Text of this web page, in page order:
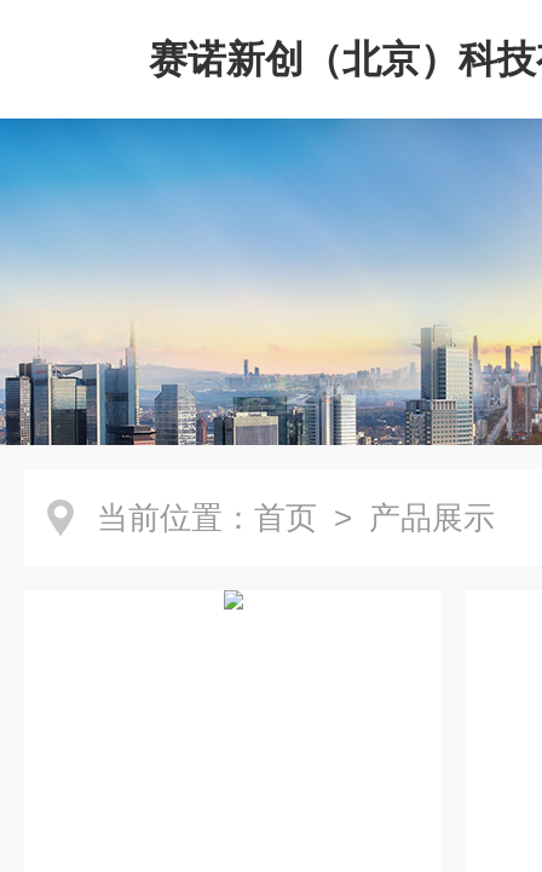
赛诺新创（北京）科
司
当前位置： 首页 > 产品展示